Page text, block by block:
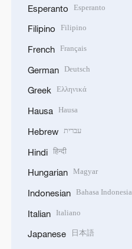
Esperanto Esperanto
Filipino Filipino
French Français
German Deutsch
Greek Ελληνικά
Hausa Hausa
Hebrew עברית
Hindi हिन्दी
Hungarian Magyar
Indonesian Bahasa Indonesia
Italian Italiano
Japanese
日本語